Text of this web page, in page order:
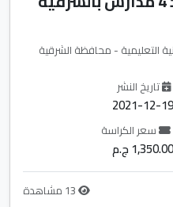
التعليمية - محافظة الشرقية
تاريخ النشر
2021-12-19
سعر الكراسة
1,350.00 ج.م